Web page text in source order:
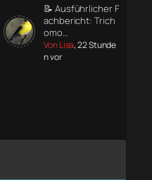
📝 Ausführlicher F
achbericht: Trich
omo…
Von Lisa, 22 Stunde
n vor